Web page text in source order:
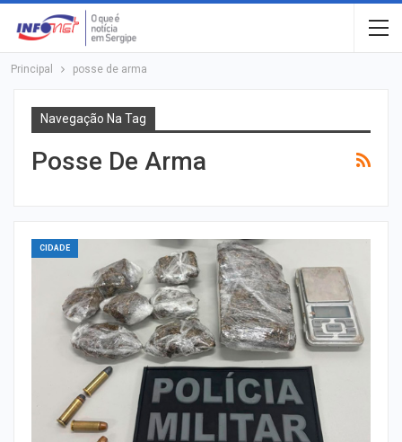
Principal posse de arma
Navegação Na Tag
Posse De Arma
CIDADE